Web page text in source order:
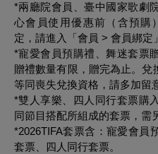
*兩廳院會員、臺中國家歌劇
心會員使用優惠前（含預購
定，請進入「會員 > 會員綁定
*寵愛會員預購禮、舞迷套票
贈禮數量有限，贈完為止。兌
等同喪失兌換資格，請多加留
*雙人享樂、四人同行套票購
同節目搭配所組成的套票，需
*2026TIFA套票含：寵愛會員
套票、四人同行套票。